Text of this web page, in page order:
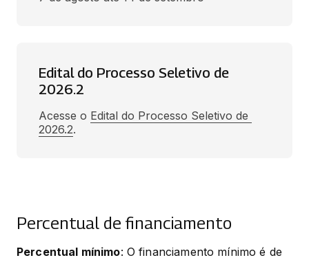
Edital do Processo Seletivo de
2026.2
Acesse o Edital do Processo Seletivo de
2026.2.
Percentual de financiamento
Percentual mínimo: O financiamento mínimo é de